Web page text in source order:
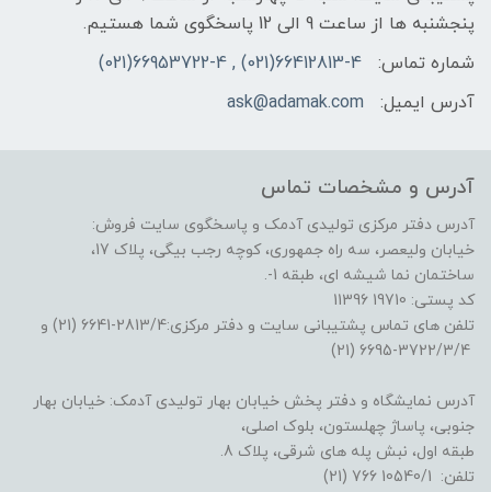
پنجشنبه ها از ساعت 9 الی 12 پاسخگوی شما هستیم.
شماره تماس:
66412813-4(021) , 66953722-4(021)
آدرس ایمیل:
ask@adamak.com
آدرس و مشخصات تماس
آدرس دفتر مرکزی تولیدی آدمک و پاسخگوی سایت فروش:
خیابان ولیعصر، سه راه جمهوری، کوچه رجب بیگی، پلاک 17،
ساختمان نما شیشه ای، طبقه 1-.
کد پستی: 19710 11396
تلفن های تماس پشتیبانی سایت و دفتر مرکزی:2813/4-6641 (21) و
آدرس نمایشگاه و دفتر پخش خیابان بهار تولیدی آدمک: خیابان بهار
جنوبی، پاساژ چهلستون، بلوک اصلی،
طبقه اول، نبش پله های شرقی، پلاک 8.
تلفن: 10540/1 766 (21)